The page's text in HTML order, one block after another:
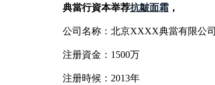
典當行資本举荐抗皺面霜 ，
公司名称：北京XXXX典當有限公司
注册資金：1500万
注册時候：2013年